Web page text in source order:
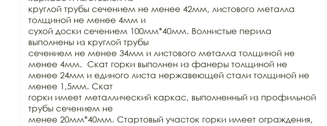
круглой трубы сечением не менее 42мм, листового металла
толщиной не менее 4мм и
сухой доски сечением 100мм*40мм. Волнистые перила
выполнены из круглой трубы
сечением не менее 34мм и листового металла толщиной не
менее 4мм.  Скат горки выполнен из фанеры толщиной не
менее 24мм и единого листа нержавеющей стали толщиной не
менее 1,5мм. Скат
горки имеет металлический каркас, выполненный из профильной
трубы сечением не
менее 20мм*40мм. Стартовый участок горки имеет ограждения,